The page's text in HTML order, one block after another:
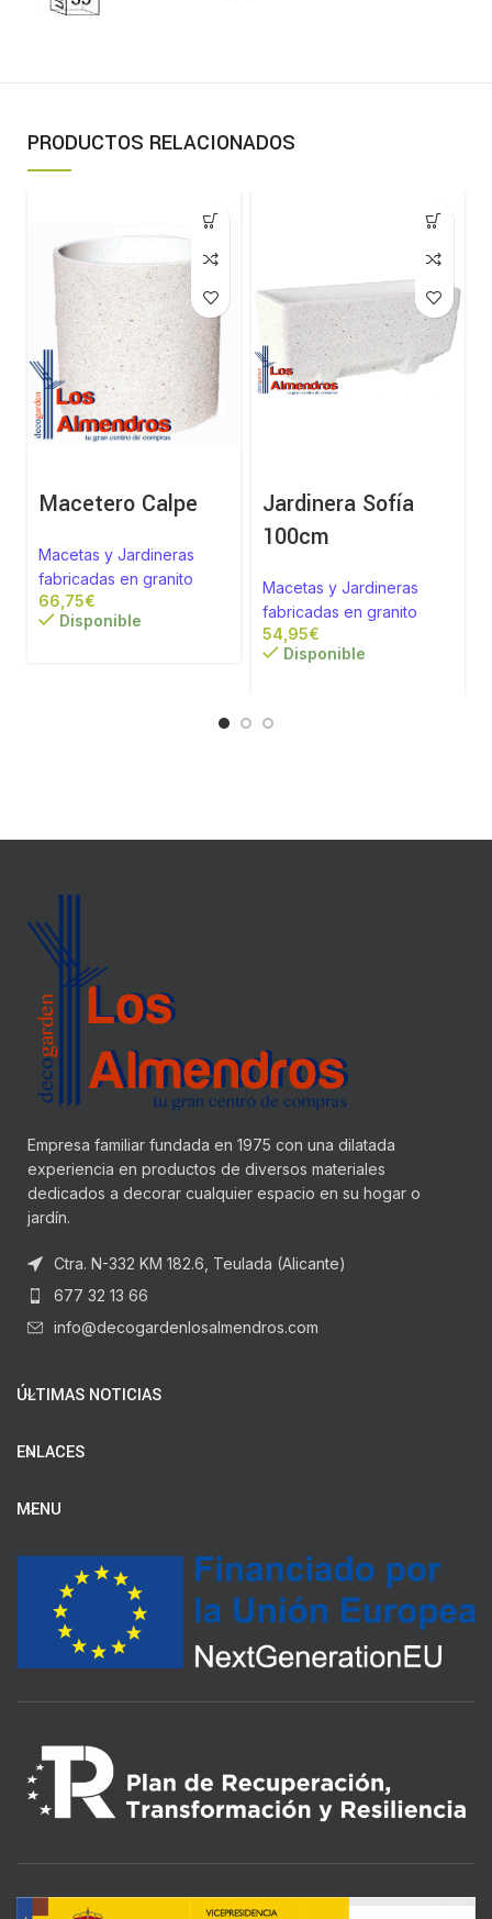
PRODUCTOS RELACIONADOS
Macetero Calpe
Macetas y Jardineras
fabricadas en granito
€
Disponible
Jardinera Sofía
100cm
Macetas y Jardineras
fabricadas en granito
€
Disponible
Empresa familiar fundada en 1975 con una dilatada
experiencia en productos de diversos materiales
dedicados a decorar cualquier espacio en su hogar o
jardín.
Ctra. N-332 KM 182.6, Teulada (Alicante)
677 32 13 66
info@decogardenlosalmendros.com
ÚLTIMAS NOTICIAS
ENLACES
MENU